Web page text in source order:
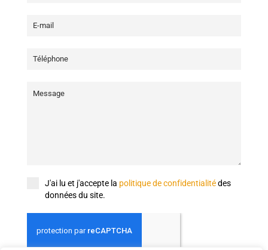
J'ai lu et j'accepte la politique de confidentialitédes
données du site.